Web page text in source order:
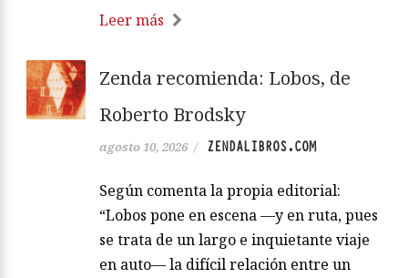
Leer más
Zenda recomienda: Lobos, de
Roberto Brodsky
agosto 10, 2026 / ZENDALIBROS.COM
Según comenta la propia editorial:
“Lobos pone en escena —y en ruta, pues
se trata de un largo e inquietante viaje
en auto— la difícil relación entre un